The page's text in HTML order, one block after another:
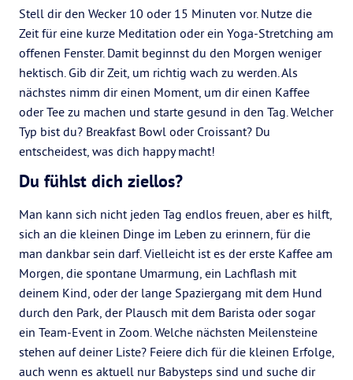
Stell dir den Wecker 10 oder 15 Minuten vor. Nutze die
Zeit für eine kurze Meditation oder ein Yoga-Stretching am
offenen Fenster. Damit beginnst du den Morgen weniger
hektisch. Gib dir Zeit, um richtig wach zu werden. Als
nächstes nimm dir einen Moment, um dir einen Kaffee
oder Tee zu machen und starte gesund in den Tag. Welcher
Typ bist du? Breakfast Bowl oder Croissant? Du
entscheidest, was dich happy macht!
Du fühlst dich ziellos?
Man kann sich nicht jeden Tag endlos freuen, aber es hilft,
sich an die kleinen Dinge im Leben zu erinnern, für die
man dankbar sein darf. Vielleicht ist es der erste Kaffee am
Morgen, die spontane Umarmung, ein Lachflash mit
deinem Kind, oder der lange Spaziergang mit dem Hund
durch den Park, der Plausch mit dem Barista oder sogar
ein Team-Event in Zoom. Welche nächsten Meilensteine
stehen auf deiner Liste? Feiere dich für die kleinen Erfolge,
auch wenn es aktuell nur Babysteps sind und suche dir